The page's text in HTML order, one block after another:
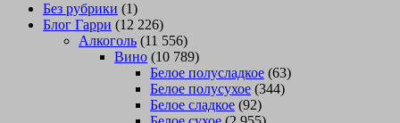
Без рубрики (1)
Блог Гарри (12 226)
Алкоголь (11 556)
Вино (10 789)
Белое полусладкое (63)
Белое полусухое (344)
Белое сладкое (92)